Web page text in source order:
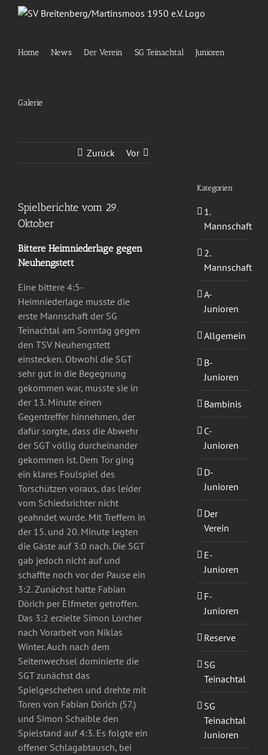
Home News Der Verein SG Teinachtal Junioren
Galerie
Zurück Vor
Spielberichte vom 29.
Oktober
Bittere Heimniederlage gegen
Neuhengstett
Eine bittere 4:5-
Heimniederlage musste die
erste Mannschaft der SG
Teinachtal am Sonntag gegen
den TSV Neuhengstett
einstecken. Obwohl die SGT
sehr gut in die Begegnung
gekommen war, musste sie in
der 13. Minute einen
Gegentreffer hinnehmen, der
dafür sorgte, dass die Abwehr
der SGT völlig durcheinander
gekommen ist. Dem Tor ging
ein klares Foulspiel des
Torschützen voraus, das leider
vom Schiedsrichter nicht
geahndet wurde. Mit Treffern in
der 15. und 20. Minute legten
die Gäste auf 3:0 nach. Die SGT
gab jedoch nicht auf und
schaffte noch vor der Pause ein
3:2. Zunächst hatte Fabian
Dörich per Elfmeter getroffen.
Das 3:2 erzielte Simon Lörcher
nach Vorarbeit von Niklas
Winter. Auch nach dem
Seitenwechsel dominierte die
SGT zunächst das
Spielgeschehen und drehte mit
Toren von Fabian Dörich (57.)
und Simon Schaible den
Spielstand auf 4:3. Es folgte ein
offener Schlagabtausch, bei
Kategorien
1.
Mannschaft
2.
Mannschaft
A-
Junioren
Allgemein
B-
Junioren
Bambinis
C-
Junioren
D-
Junioren
Der
Verein
E-
Junioren
F-
Junioren
Reserve
SG
Teinachtal
SG
Teinachtal
Junioren